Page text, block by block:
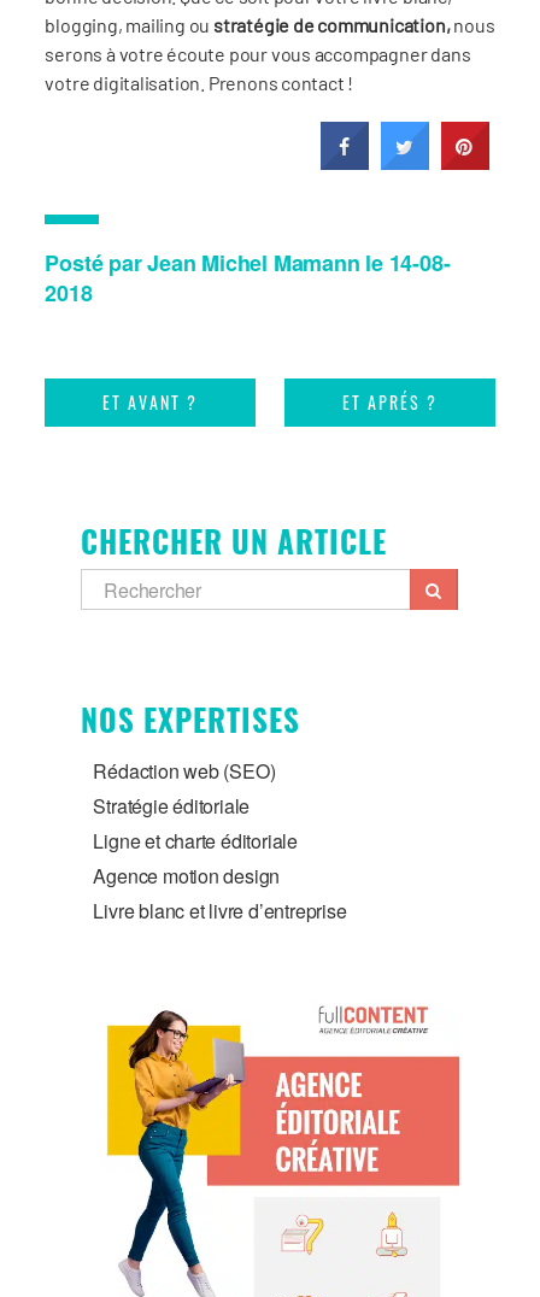
blogging, mailing ou stratégie de communication,nous
serons à votre écoute pour vous accompagner dans
votre digitalisation. Prenons contact !
Posté par Jean Michel Mamann le 14-08-
2018
ET AVANT ? ET APRÉS ?
CHERCHER UN ARTICLE
NOS EXPERTISES
Rédaction web (SEO)
Stratégie éditoriale
Ligne et charte éditoriale
Agence motion design
Livre blanc et livre d’entreprise